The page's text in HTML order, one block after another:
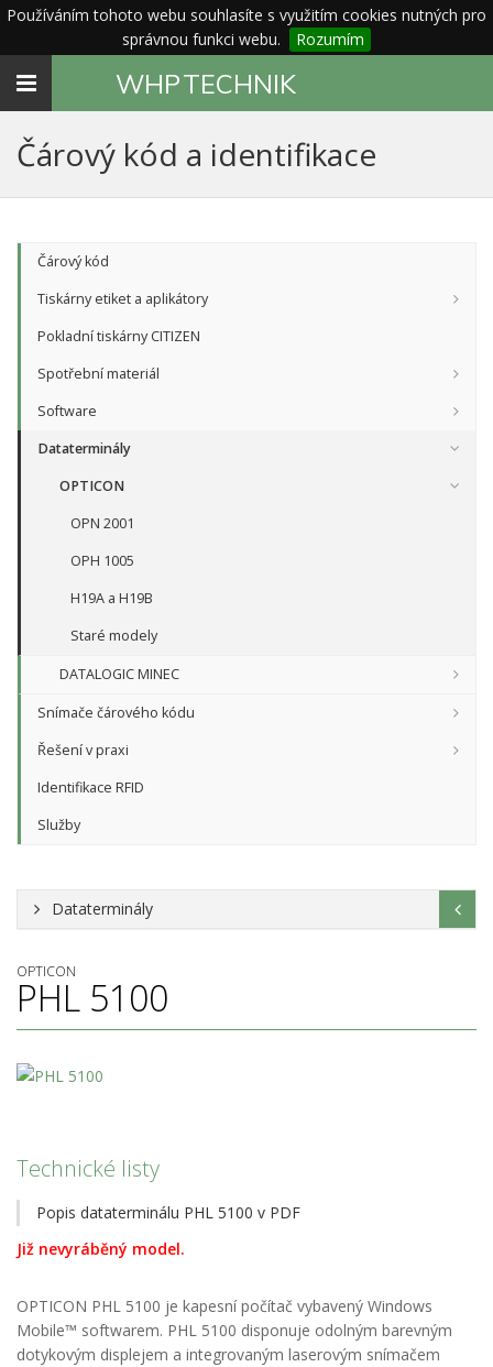
Používáním tohoto webu souhlasíte s využitím cookies nutných pro
správnou funkci webu.
Rozumím
Toggle
WHPTECHNIK
Čárový kód a identifikace
Čárový kód
Tiskárny etiket a aplikátory
Pokladní tiskárny CITIZEN
Spotřební materiál
Software
Dataterminály
OPTICON
OPN 2001
OPH 1005
H19A a H19B
Staré modely
DATALOGIC MINEC
Snímače čárového kódu
Řešení v praxi
Identifikace RFID
Služby
Dataterminály
OPTICON
PHL 5100
Technické listy
Popis dataterminálu PHL 5100 v PDF
Již nevyráběný model.
OPTICON PHL 5100 je kapesní počítač vybavený Windows
Mobile™ softwarem. PHL 5100 disponuje odolným barevným
dotykovým displejem a integrovaným laserovým snímačem